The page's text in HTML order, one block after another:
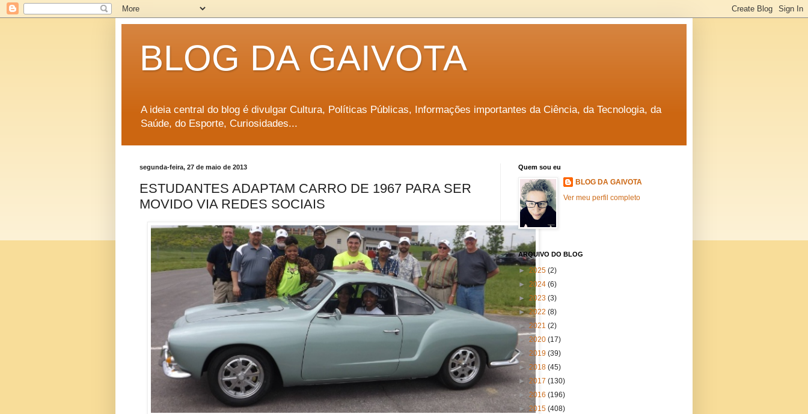
BLOG DA GAIVOTA
A ideia central do blog é divulgar Cultura, Políticas Públicas, Informações importantes da Ciência, da Tecnologia, da
Saúde, do Esporte, Curiosidades...
segunda-feira, 27 de maio de 2013
ESTUDANTES ADAPTAM CARRO DE 1967 PARA SER
MOVIDO VIA REDES SOCIAIS
Quem sou eu
BLOG DA GAIVOTA
Ver meu perfil completo
ARQUIVO DO BLOG
► 2025 (2)
► 2024 (6)
► 2023 (3)
►2022 (8)
► 2021 (2)
2020 (17)
► 2019 (39)
► 2018 (45)
►2017 (130)
► 2016 (196)
► 2015 (408)